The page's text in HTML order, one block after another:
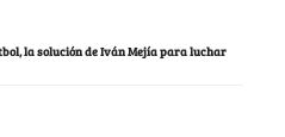
la solución de Iván Mejía para luchar